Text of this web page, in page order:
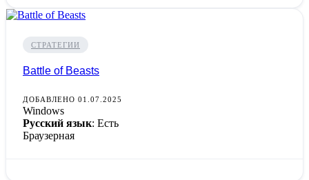
СТРАТЕГИИ
Battle of Beasts
ДОБАВЛЕНО 01.07.2025
Windows
Русский язык: Есть
Браузерная